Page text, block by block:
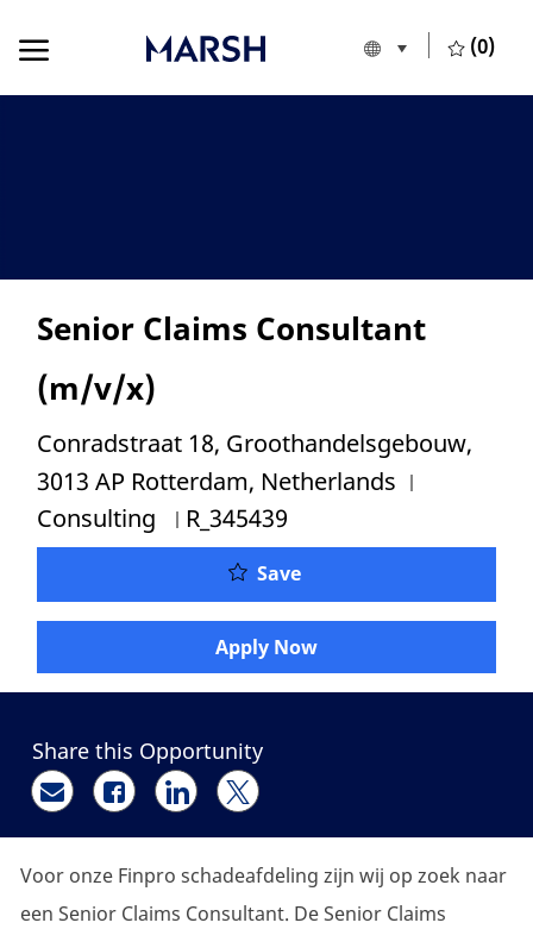
Language
English (0)
Senior Claims Consultant
(m/v/x)
Location
Conradstraat 18, Groothandelsgebouw,
3013 AP Rotterdam, Netherlands
Consulting Job Id
R_345439
SaveSenior Claims
Apply Now
Share this Opportunity
Share via email
Share via Facebook
Share via LinkedIn
Share via twitter
Voor onze Finpro schadeafdeling zijn wij op zoek naar
een Senior Claims Consultant. De Senior Claims